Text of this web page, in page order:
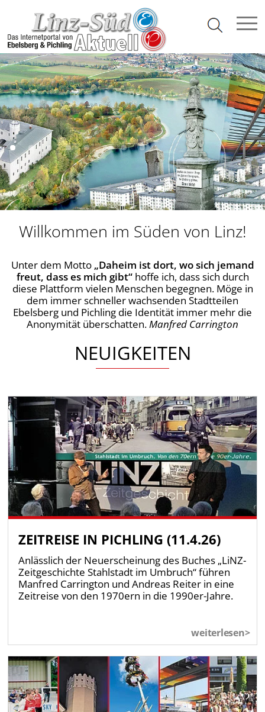
Willkommen im Süden von Linz!
Unter dem Motto „Daheim ist dort, wo sich jemand
freut, dass es mich gibt“ hoffe ich, dass sich durch
diese Plattform vielen Menschen begegnen. Möge in
dem immer schneller wachsenden Stadtteilen
Ebelsberg und Pichling die Identität immer mehr die
Anonymität überschatten.Manfred Carrington
NEUIGKEITEN
ZEITREISE IN PICHLING (11.4.26)
Anlässlich der Neuerscheinung des Buches „LiNZ-
Zeitgeschichte Stahlstadt im Umbruch“ führen
Manfred Carrington und Andreas Reiter in eine
Zeitreise von den 1970ern in die 1990er-Jahre.
weiterlesen>